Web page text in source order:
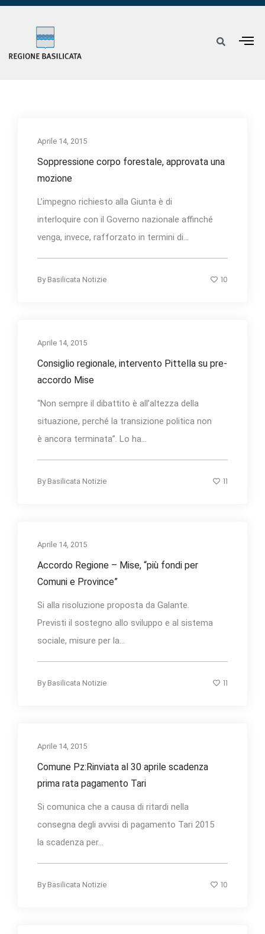
Aprile 14, 2015
Soppressione corpo forestale, approvata una
mozione
L’impegno richiesto alla Giunta è di
interloquire con il Governo nazionale affinché
venga, invece, rafforzato in termini di...
By Basilicata Notizie 10
Aprile 14, 2015
Consiglio regionale, intervento Pittella su pre-
accordo Mise
“Non sempre il dibattito è all’altezza della
situazione, perché la transizione politica non
è ancora terminata”. Lo ha...
By Basilicata Notizie 11
Aprile 14, 2015
Accordo Regione – Mise, “più fondi per
Comuni e Province”
Si alla risoluzione proposta da Galante.
Previsti il sostegno allo sviluppo e al sistema
sociale, misure per la...
By Basilicata Notizie 11
Aprile 14, 2015
Comune Pz:Rinviata al 30 aprile scadenza
prima rata pagamento Tari
Si comunica che a causa di ritardi nella
consegna degli avvisi di pagamento Tari 2015
la scadenza per...
By Basilicata Notizie 10